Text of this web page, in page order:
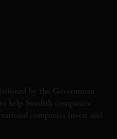
by the Government
help Swedish companies
companies invest and